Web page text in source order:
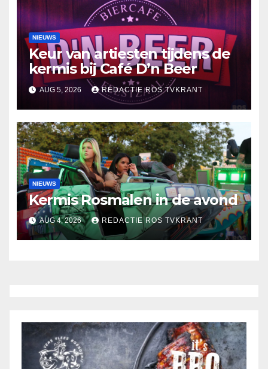
NIEUWS
Keur van artiesten tijdens de
kermis bij Café D’n Beer
AUG 5, 2026 REDACTIE ROS TVKRANT
NIEUWS
Kermis Rosmalen in de avond
AUG 4, 2026 REDACTIE ROS TVKRANT